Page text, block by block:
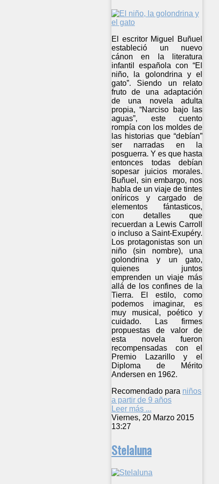
El escritor Miguel Buñuel
estableció un nuevo
cánon en la literatura
infantil española con “El
niño, la golondrina y el
gato”. Siendo un relato
fruto de una adaptación
de una novela adulta
propia, “Narciso bajo las
aguas”, este cuento
rompía con los moldes de
las historias que “debían”
ser narradas en la
posguerra. Y es que hasta
entonces todas debían
sopesar juicios morales.
Buñuel, sin embargo, nos
habla de un viaje de tintes
oníricos y cargado de
elementos fántasticos,
con detalles que
recuerdan a Lewis Carroll
o incluso a Saint-Exupéry.
Los protagonistas son un
niño (sin nombre), una
golondrina y un gato,
quienes juntos
emprenden un viaje más
allá de los confines de la
Tierra. El estilo, como
podemos imaginar, es
muy musical, poético y
cuidado. Las firmes
propuestas de valor de
esta novela fueron
recompensadas con el
Premio Lazarillo y el
Diploma de Mérito
Andersen en 1962.
Recomendado para niños
a partir de 9 años
Leer más ...
Viernes, 20 Marzo 2015
13:27
Stelaluna